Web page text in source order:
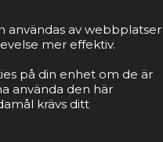
användas av webbplatser
mer effektiv.
på din enhet om de är
använda den här
krävs ditt